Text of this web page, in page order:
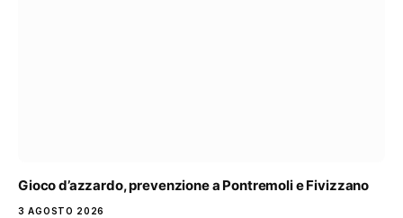
Gioco d’azzardo, prevenzione a Pontremoli e Fivizzano
3 AGOSTO 2026